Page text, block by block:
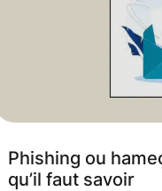
Phishing ou
qu’il faut savoir